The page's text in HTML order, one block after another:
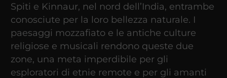
Spiti e Kinnaur, nel nord dell’India, entrambe
conosciute per la loro bellezza naturale. I
paesaggi mozzafiato e le antiche culture
religiose e musicali rendono queste due
zone, una meta imperdibile per gli
esploratori di etnie remote e per gli amanti